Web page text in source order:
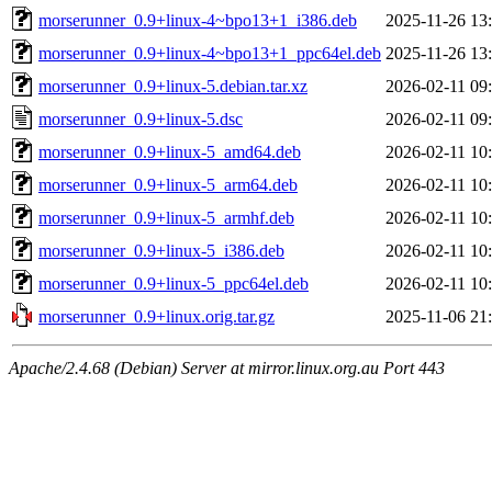
morserunner_0.9+linux-4~bpo13+1_i386.deb
2025-11-26
morserunner_0.9+linux-4~bpo13+1_ppc64el.deb 2025-11-26
morserunner_0.9+linux-5.debian.tar.xz
2026-02-11
morserunner_0.9+linux-5.dsc
2026-02-11
morserunner_0.9+linux-5_amd64.deb
2026-02-11
morserunner_0.9+linux-5_arm64.deb
2026-02-11
morserunner_0.9+linux-5_armhf.deb
2026-02-11
morserunner_0.9+linux-5_i386.deb
2026-02-11
morserunner_0.9+linux-5_ppc64el.deb
2026-02-11
morserunner_0.9+linux.orig.tar.gz
2025-11-06
Apache/2.4.68 (Debian) Server at mirror.linux.org.au Port 443